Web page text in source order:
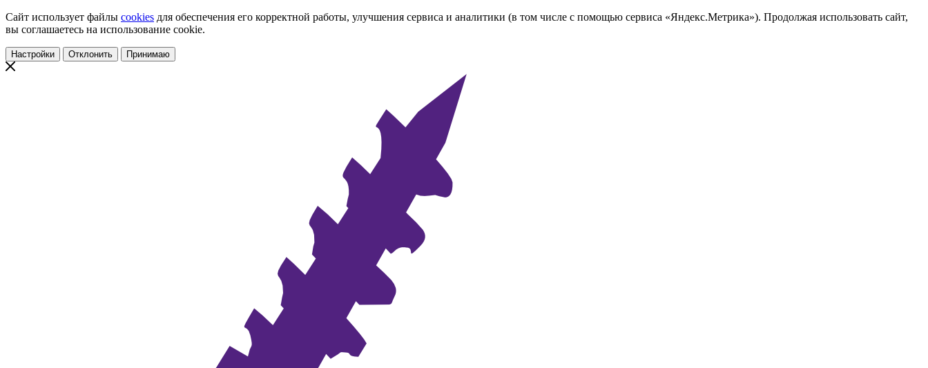
Сайт использует файлы cookies для обеспечения его корректной работы, улучшения сервиса и аналитики (в том числе с помощью сервиса «Яндекс.Метрика»). Продолжая использовать сайт,
вы соглашаетесь на использование cookie.
Настройки Отклонить Принимаю